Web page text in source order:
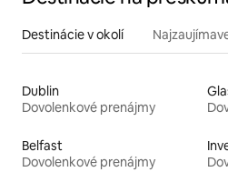
Destinácie v okolí
Dublin
Dovolenkové prenájmy
Belfast
Dovolenkové prenájmy